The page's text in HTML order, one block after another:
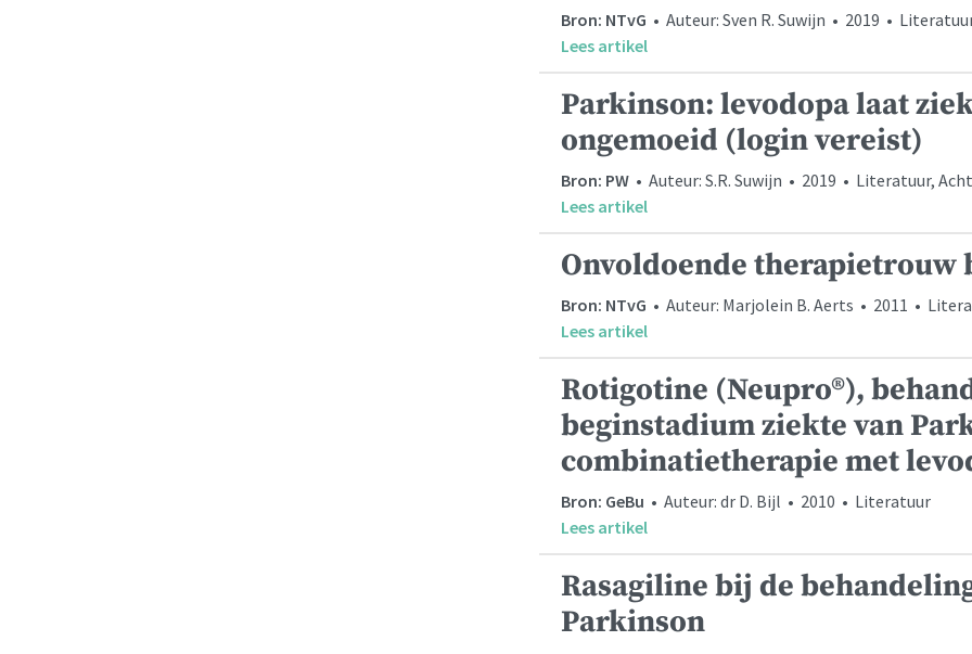
Bron: NTvG • Auteur: Sven R. Suwijn • 2019 •
Lees artikel
Parkinson: levodopa laat
ongemoeid (login vereist)
Bron: PW • Auteur: S.R. Suwijn • 2019 • Literatuur,
Lees artikel
Onvoldoende therapietrouw
Bron: NTvG • Auteur: Marjolein B. Aerts • 2011 •
Lees artikel
Rotigotine (Neupro®),
beginstadium ziekte van
combinatietherapie met
Bron: GeBu • Auteur: dr D. Bijl • 2010 • Literatuur
Lees artikel
Rasagiline bij de
Parkinson